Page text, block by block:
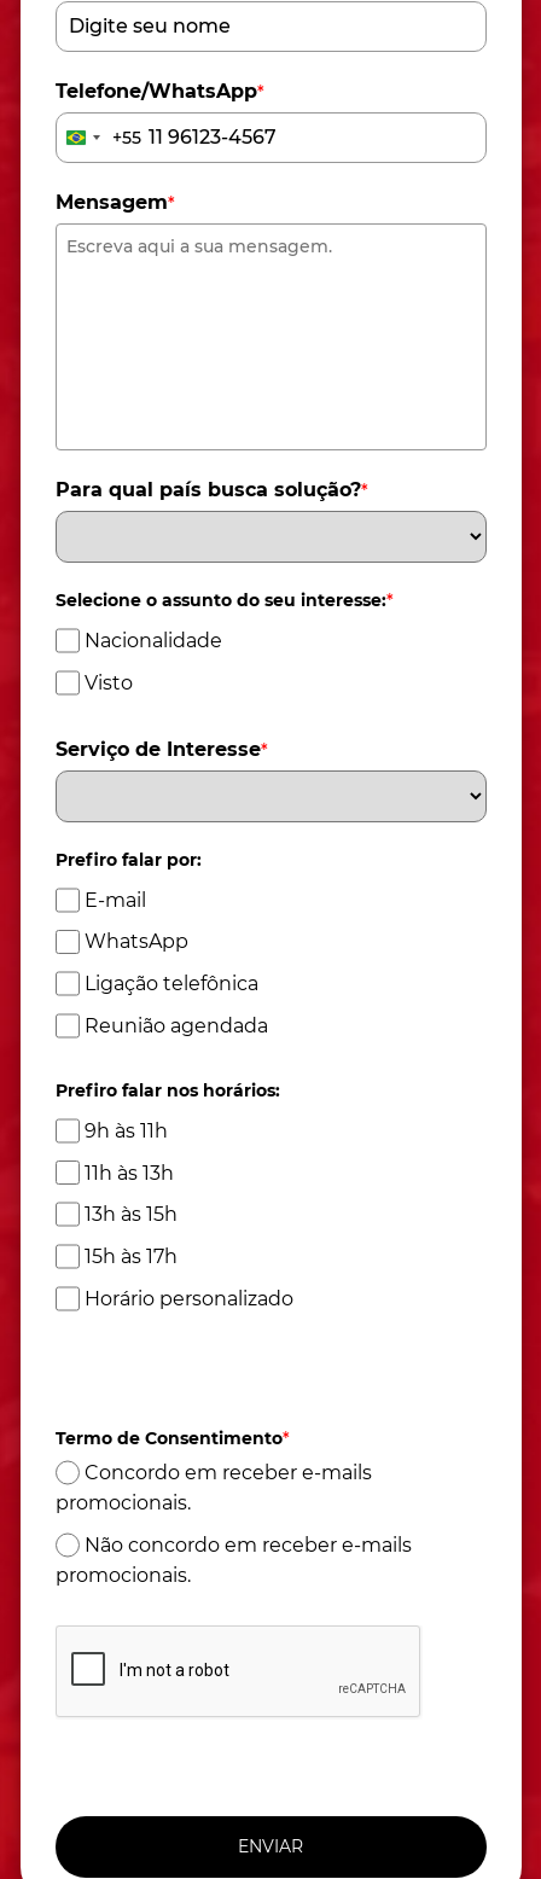
Telefone/WhatsApp*
Brazil
+55
+55
Mensagem*
Para qual país busca solução?*
Selecione o assunto do seu interesse:*
Nacionalidade
Visto
Serviço de Interesse*
Prefiro falar por:
E-mail
WhatsApp
Ligação telefônica
Reunião agendada
Prefiro falar nos horários:
9h às 11h
11h às 13h
13h às 15h
15h às 17h
Horário personalizado
Termo de Consentimento*
Concordo em receber e-mails
promocionais.
Não concordo em receber e-mails
promocionais.
ENVIAR